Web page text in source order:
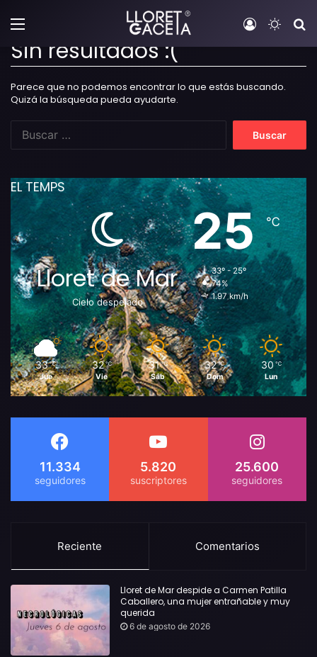
Iniciar
Sin resultados :(
Parece que no podemos encontrar lo que estás buscando.
Quizá la búsqueda pueda ayudarte.
a
r
:
EL TEMPS
Lloret de Mar
Cielo despejado
25℃
33º - 25º
74%
1.97 km/h
33 ℃
Jue
32 ℃
Vie
31 ℃
Sáb
32 ℃
Dom
30 ℃
Lun
11.334 5.820 25.600
Reciente Comentarios
Lloret de Mar despide a Carmen Patilla
Caballero, una mujer entrañable y muy
querida
6 de agosto de 2026